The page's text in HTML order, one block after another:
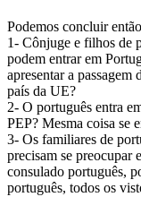
Podemos concluir
1- Cônjuge e filhos de
podem entrar em
apresentar a
país da UE?
2- O português entra
PEP? Mesma coisa se
3- Os familiares de
precisam se preocupar
consulado português,
português, todos os